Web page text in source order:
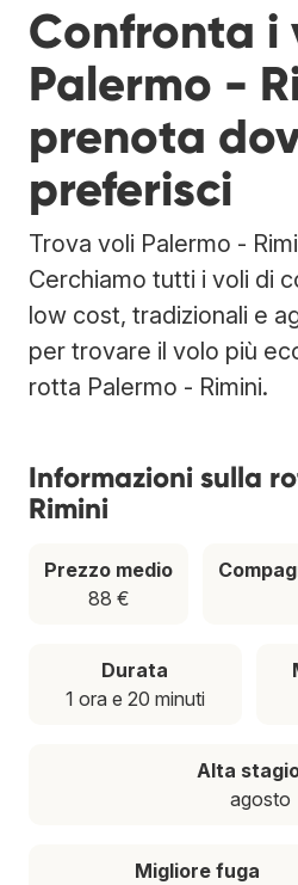
Confronta i
Palermo -
prenota
preferisci
Trova voli Palermo -
Cerchiamo tutti i voli di
low cost, tradizionali e
per trovare il volo più
rotta Palermo - Rimini.
Informazioni sulla
Rimini
Prezzo medio
88 €
Durata
1 ora e 20 minuti
Alta
agosto
Migliore fuga